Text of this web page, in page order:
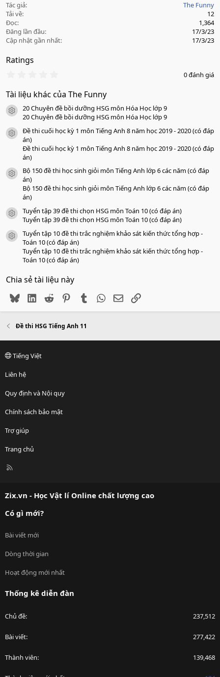
Tác giả
The Funny
Tải về
12
Đọc
1,364
Đăng lần đầu
17/3/23
Cập nhật gần nhất
17/3/23
Ratings
0
0
s
a
o
0 đánh giá
Tài liệu khác của The Funny
icon tài liệu
20 Chuyên đề bồi dưỡng HSG môn Hóa Học lớp 9
20 Chuyên đề bồi dưỡng HSG môn Hóa Học lớp 9
icon tài liệu
Đề thi cuối học kỳ 1 môn Tiếng Anh 8 năm học 2019 - 2020 (có đáp
án)
Đề thi cuối học kỳ 1 môn Tiếng Anh 8 năm học 2019 - 2020 (có đáp
án)
icon tài liệu
Bộ 150 đề thi học sinh giỏi môn Tiếng Anh lớp 6 các năm (có đáp
án)
Bộ 150 đề thi học sinh giỏi môn Tiếng Anh lớp 6 các năm (có đáp
án)
icon tài liệu
Tuyển tập 39 đề thi chọn HSG môn Toán 10 (có đáp án)
Tuyển tập 39 đề thi chọn HSG môn Toán 10 (có đáp án)
icon tài liệu
Tuyển tập 10 đề thi trắc nghiệm khảo sát kiến thức tổng hợp -
Toán 10 (có đáp án)
Tuyển tập 10 đề thi trắc nghiệm khảo sát kiến thức tổng hợp -
Toán 10 (có đáp án)
Chia sẻ tài liệu này
BlueskyLinkedIn
Reddit PinterestTumblr WhatsApp
EmailLink
Đề thi HSG Tiếng Anh 11
Tiếng Việt
Liên hệ
Quy định và Nội quy
Chính sách bảo mật
Trợ giúp
Trang chủ
R
Zix.vn - Học Vật lí Online chất lượng cao
Có gì mới?
Bài viết mới
Dòng thời gian
Hoạt động mới nhất
Thống kê diễn đàn
Chủ đề 237,512
Bài viết 277,422
Thành viên 139,468